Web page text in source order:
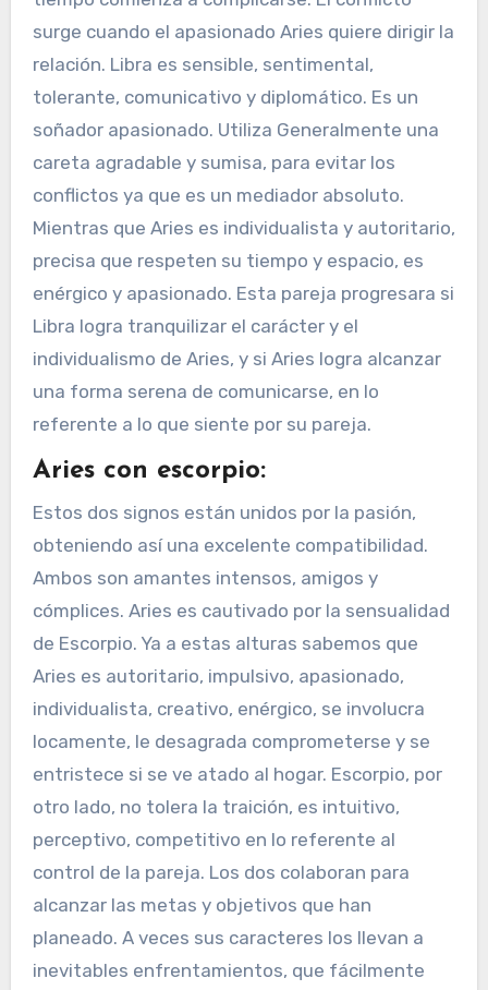
surge cuando el apasionado Aries quiere dirigir la
relación. Libra es sensible, sentimental,
tolerante, comunicativo y diplomático. Es un
soñador apasionado. Utiliza Generalmente una
careta agradable y sumisa, para evitar los
conflictos ya que es un mediador absoluto.
Mientras que Aries es individualista y autoritario,
precisa que respeten su tiempo y espacio, es
enérgico y apasionado. Esta pareja progresara si
Libra logra tranquilizar el carácter y el
individualismo de Aries, y si Aries logra alcanzar
una forma serena de comunicarse, en lo
referente a lo que siente por su pareja.
Aries con escorpio:
Estos dos signos están unidos por la pasión,
obteniendo así una excelente compatibilidad.
Ambos son amantes intensos, amigos y
cómplices. Aries es cautivado por la sensualidad
de Escorpio. Ya a estas alturas sabemos que
Aries es autoritario, impulsivo, apasionado,
individualista, creativo, enérgico, se involucra
locamente, le desagrada comprometerse y se
entristece si se ve atado al hogar. Escorpio, por
otro lado, no tolera la traición, es intuitivo,
perceptivo, competitivo en lo referente al
control de la pareja. Los dos colaboran para
alcanzar las metas y objetivos que han
planeado. A veces sus caracteres los llevan a
inevitables enfrentamientos, que fácilmente